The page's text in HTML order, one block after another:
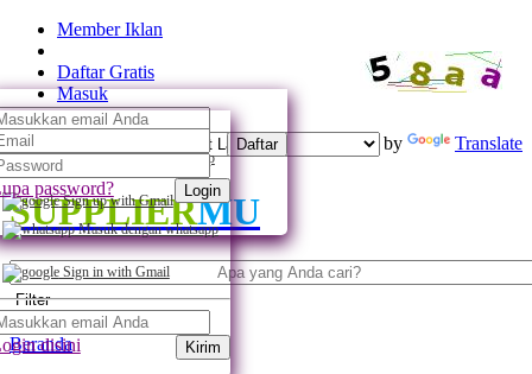
Member Iklan
Daftar Gratis
Daftar
Daftar dengan whatsapp
Sign up with Gmail
Masuk
password? Login
Masuk dengan whatsapp
Sign in with Gmail
disini Kirim
Powered by Translate
SUPPLIERMU
Filter
Beranda